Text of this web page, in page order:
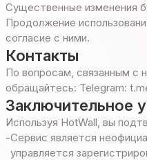
Существенные изменения
Продолжение
согласие с ними.
Контакты
По вопросам, связанным с
обращайтесь: Telegram:
Заключительное
Используя HotWall, вы
-Сервис является
управляется